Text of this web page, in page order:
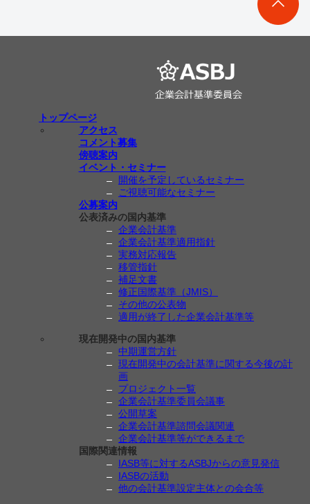
トップページ
アクセス
コメント募集
傍聴案内
イベント・セミナー
開催を予定しているセミナー
ご視聴可能なセミナー
公募案内
公表済みの国内基準
企業会計基準
企業会計基準適用指針
実務対応報告
移管指針
補足文書
修正国際基準（JMIS）
その他の公表物
適用が終了した企業会計基準等
現在開発中の国内基準
中期運営方針
現在開発中の会計基準に関する今後の計
画
プロジェクト一覧
企業会計基準委員会議事
公開草案
企業会計基準諮問会議関連
企業会計基準等ができるまで
国際関連情報
IASB等に対するASBJからの意見発信
IASBの活動
他の会計基準設定主体との会合等